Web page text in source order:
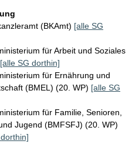
(BKAmt) [alle SG
für Arbeit und Soziales
[alle SG dorthin]
für Ernährung und
(BMEL) (20. WP) [alle SG
für Familie, Senioren,
Jugend (BMFSFJ) (20. WP)